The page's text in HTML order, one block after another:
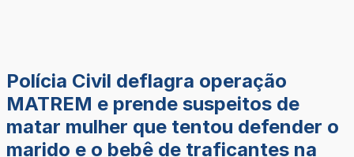
Polícia Civil deflagra operação
MATREM e prende suspeitos de
matar mulher que tentou defender o
marido e o bebê de traficantes na